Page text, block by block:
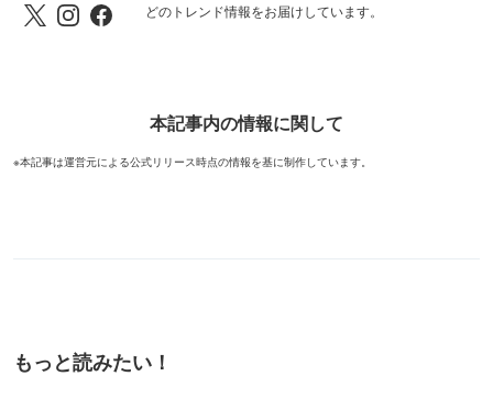
どのトレンド情報をお届けしています。
本記事内の情報に関して
※本記事は運営元による公式リリース時点の情報を基に制作しています。
もっと読みたい！